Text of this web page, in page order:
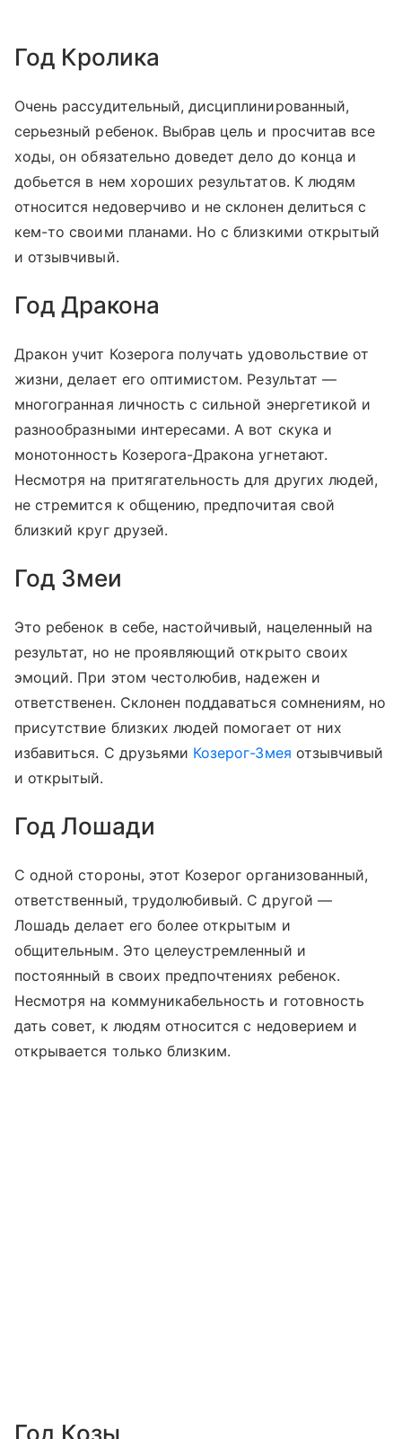
Год Кролика
Очень рассудительный, дисциплинированный,
серьезный ребенок. Выбрав цель и просчитав все
ходы, он обязательно доведет дело до конца и
добьется в нем хороших результатов. К людям
относится недоверчиво и не склонен делиться с
кем-то своими планами. Но с близкими открытый
и отзывчивый.
Год Дракона
Дракон учит Козерога получать удовольствие от
жизни, делает его оптимистом. Результат —
многогранная личность с сильной энергетикой и
разнообразными интересами. А вот скука и
монотонность Козерога-Дракона угнетают.
Несмотря на притягательность для других людей,
не стремится к общению, предпочитая свой
близкий круг друзей.
Год Змеи
Это ребенок в себе, настойчивый, нацеленный на
результат, но не проявляющий открыто своих
эмоций. При этом честолюбив, надежен и
ответственен. Склонен поддаваться сомнениям, но
присутствие близких людей помогает от них
избавиться. С друзьями Козерог-Змея отзывчивый
и открытый.
Год Лошади
С одной стороны, этот Козерог организованный,
ответственный, трудолюбивый. С другой —
Лошадь делает его более открытым и
общительным. Это целеустремленный и
постоянный в своих предпочтениях ребенок.
Несмотря на коммуникабельность и готовность
дать совет, к людям относится с недоверием и
открывается только близким.
Год Козы